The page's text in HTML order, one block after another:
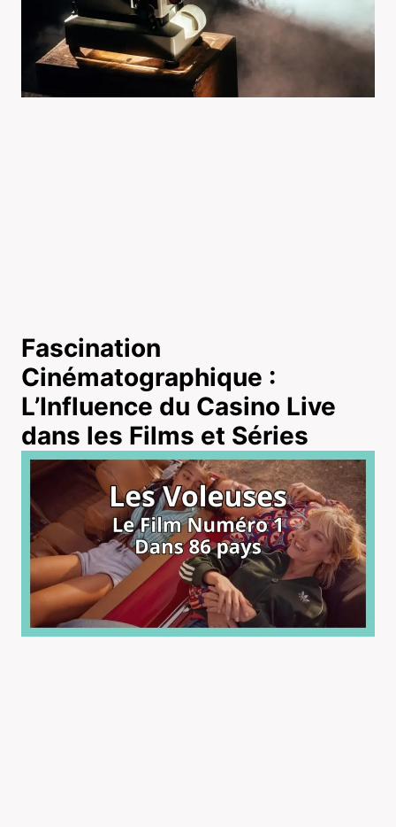
Fascination
Cinématographique :
L’Influence du Casino Live
dans les Films et Séries